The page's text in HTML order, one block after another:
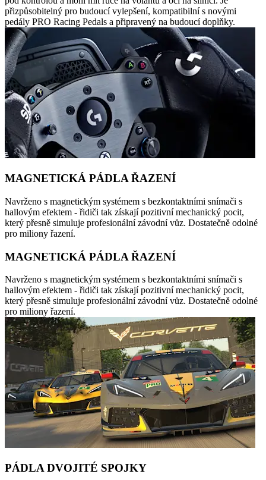
přizpůsobitelný pro budoucí vylepšení, kompatibilní s novými
pedály PRO Racing Pedals a připravený na budoucí doplňky.
MAGNETICKÁ PÁDLA ŘAZENÍ
Navrženo s magnetickým systémem s bezkontaktními snímači s
hallovým efektem - řidiči tak získají pozitivní mechanický pocit,
který přesně simuluje profesionální závodní vůz. Dostatečně odolné
pro miliony řazení.
MAGNETICKÁ PÁDLA ŘAZENÍ
Navrženo s magnetickým systémem s bezkontaktními snímači s
hallovým efektem - řidiči tak získají pozitivní mechanický pocit,
který přesně simuluje profesionální závodní vůz. Dostatečně odolné
pro miliony řazení.
PÁDLA DVOJITÉ SPOJKY